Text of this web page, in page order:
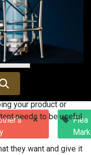
×
Flea
your product or
needs to be useful
they want and give it